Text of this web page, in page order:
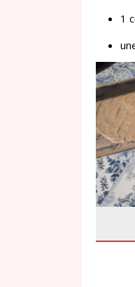
1